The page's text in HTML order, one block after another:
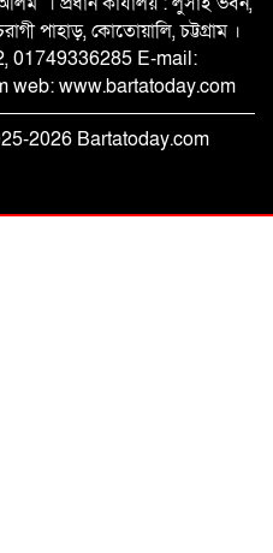
জুলাই বিপ্লব স্মৃতি ফুটবল
নামল
পাহাড়, কোতোয়ালি, চট্টগ্রাম ।
01749336285 E-mail:
web: www.bartatoday.com
2026 Bartatoday.com